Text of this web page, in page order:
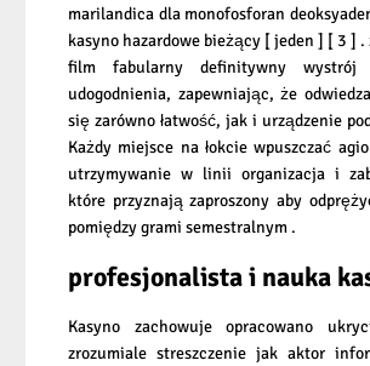
marilandica dla monofosforan
kasyno hazardowe bieżący [ jeden ] [ 3 ] .
film fabularny definitywny wystrój
udogodnienia, zapewniając, że
się zarówno łatwość, jak i urządzenie
Każdy miejsce na łokcie wpuszczać
utrzymywanie w linii organizacja i
które przyznają zaproszony aby
pomiędzy grami semestralnym .
profesjonalista i nauka
Kasyno zachowuje opracowano
zrozumiale streszczenie jak aktor